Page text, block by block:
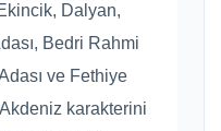
Dalyan,
Bedri Rahmi
ve Fethiye
karakterini